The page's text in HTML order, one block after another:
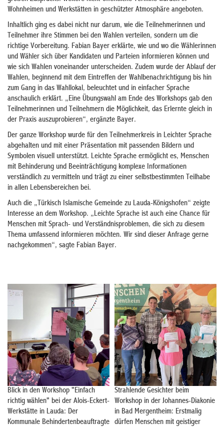
Wohnheimen und Werkstätten in geschützter Atmosphäre angeboten.
Inhaltlich ging es dabei nicht nur darum, wie die Teilnehmerinnen und
Teilnehmer ihre Stimmen bei den Wahlen verteilen, sondern um die
richtige Vorbereitung. Fabian Bayer erklärte, wie und wo die Wählerinnen
und Wähler sich über Kandidaten und Parteien informieren können und
wie sich Wahlen voneinander unterscheiden. Zudem wurde der Ablauf der
Wahlen, beginnend mit dem Eintreffen der Wahlbenachrichtigung bis hin
zum Gang in das Wahllokal, beleuchtet und in einfacher Sprache
anschaulich erklärt. „Eine Übungswahl am Ende des Workshops gab den
Teilnehmerinnen und Teilnehmern die Möglichkeit, das Erlernte gleich in
der Praxis auszuprobieren“, ergänzte Bayer.
Der ganze Workshop wurde für den Teilnehmerkreis in Leichter Sprache
abgehalten und mit einer Präsentation mit passenden Bildern und
Symbolen visuell unterstützt. Leichte Sprache ermöglicht es, Menschen
mit Behinderung und Beeinträchtigung komplexe Informationen
verständlich zu vermitteln und trägt zu einer selbstbestimmten Teilhabe
in allen Lebensbereichen bei.
Auch die „Türkisch Islamische Gemeinde zu Lauda-Königshofen“ zeigte
Interesse an dem Workshop. „Leichte Sprache ist auch eine Chance für
Menschen mit Sprach- und Verständnisproblemen, die sich zu diesem
Thema umfassend informieren möchten. Wir sind dieser Anfrage gerne
nachgekommen“, sagte Fabian Bayer.
Blick in den Workshop "Einfach
richtig wählen" bei der Alois-Eckert-
Werkstätte in Lauda: Der
Kommunale Behindertenbeauftragte
Strahlende Gesichter beim
Workshop in der Johannes-Diakonie
in Bad Mergentheim: Erstmalig
dürfen Menschen mit geistiger